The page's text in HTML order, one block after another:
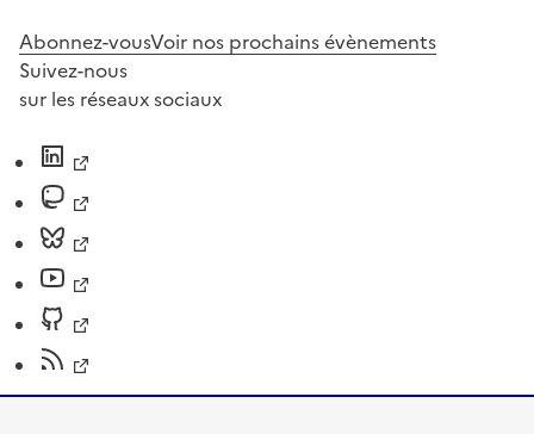
Abonnez-vousVoir nos prochains évènements
Suivez-nous
sur les réseaux sociaux